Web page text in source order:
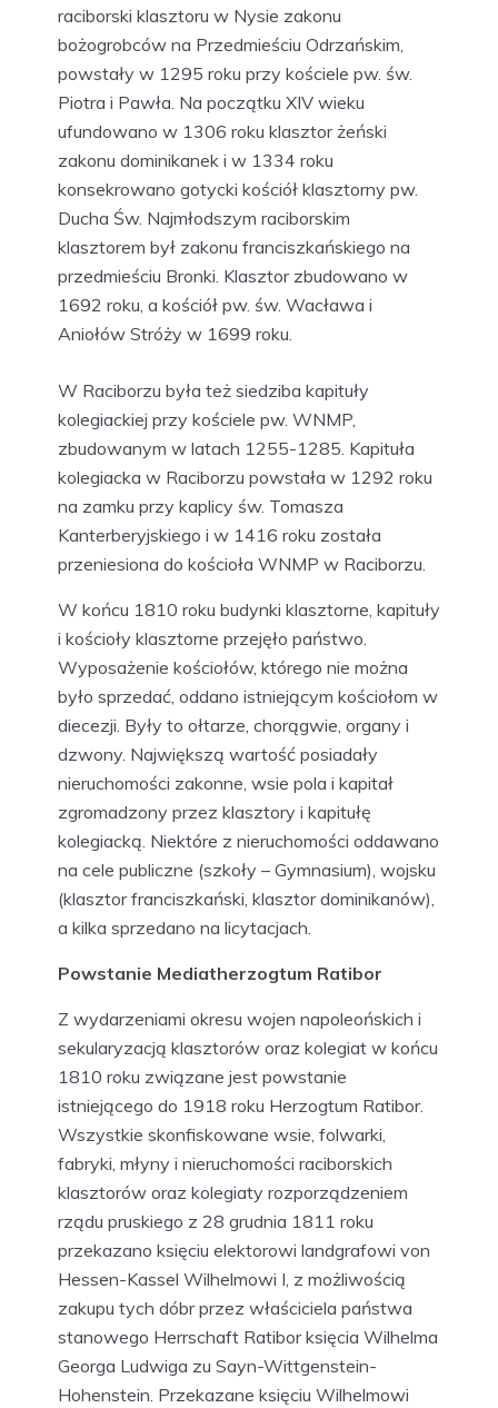
raciborski klasztoru w Nysie zakonu
bożogrobców na Przedmieściu Odrzańskim,
powstały w 1295 roku przy kościele pw. św.
Piotra i Pawła. Na początku XIV wieku
ufundowano w 1306 roku klasztor żeński
zakonu dominikanek i w 1334 roku
konsekrowano gotycki kościół klasztorny pw.
Ducha Św. Najmłodszym raciborskim
klasztorem był zakonu franciszkańskiego na
przedmieściu Bronki. Klasztor zbudowano w
1692 roku, a kościół pw. św. Wacława i
Aniołów Stróży w 1699 roku.
W Raciborzu była też siedziba kapituły
kolegiackiej przy kościele pw. WNMP,
zbudowanym w latach 1255-1285. Kapituła
kolegiacka w Raciborzu powstała w 1292 roku
na zamku przy kaplicy św. Tomasza
Kanterberyjskiego i w 1416 roku została
przeniesiona do kościoła WNMP w Raciborzu.
W końcu 1810 roku budynki klasztorne, kapituły
i kościoły klasztorne przejęło państwo.
Wyposażenie kościołów, którego nie można
było sprzedać, oddano istniejącym kościołom w
diecezji. Były to ołtarze, chorągwie, organy i
dzwony. Największą wartość posiadały
nieruchomości zakonne, wsie pola i kapitał
zgromadzony przez klasztory i kapitułę
kolegiacką. Niektóre z nieruchomości oddawano
na cele publiczne (szkoły – Gymnasium), wojsku
(klasztor franciszkański, klasztor dominikanów),
a kilka sprzedano na licytacjach.
Powstanie Mediatherzogtum Ratibor
Z wydarzeniami okresu wojen napoleońskich i
sekularyzacją klasztorów oraz kolegiat w końcu
1810 roku związane jest powstanie
istniejącego do 1918 roku Herzogtum Ratibor.
Wszystkie skonfiskowane wsie, folwarki,
fabryki, młyny i nieruchomości raciborskich
klasztorów oraz kolegiaty rozporządzeniem
rządu pruskiego z 28 grudnia 1811 roku
przekazano księciu elektorowi landgrafowi von
Hessen-Kassel Wilhelmowi I, z możliwością
zakupu tych dóbr przez właściciela państwa
stanowego Herrschaft Ratibor księcia Wilhelma
Georga Ludwiga zu Sayn-Wittgenstein-
Hohenstein. Przekazane księciu Wilhelmowi